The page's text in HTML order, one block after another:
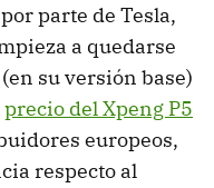
por parte de Tesla,
a quedarse
su versión base)
precio del Xpeng P5
europeos,
respecto al